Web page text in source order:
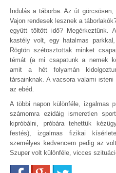
Indulás a táborba. Az út
Vajon rendesek lesznek a
együtt töltött idő? Megérkeztünk.
kastély volt, egy hatalmas
Rögtön szétosztottak minket
témát (a mi csapatunk a nemek
amit a hét folyamán
társainknak. A vacsora valami
az ebéd.
A többi napon különféle, izgalmas
számomra ezidáig ismeretlen
kipróbálni, próbára tehettük
festés), izgalmas fizikai
személyes kedvencem pedig az
Szuper volt különféle, vicces
FacebookGoogle+